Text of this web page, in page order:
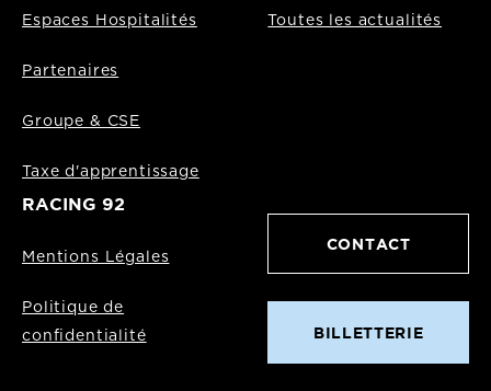
Espaces Hospitalités
Partenaires
Groupe & CSE
Taxe d'apprentissage
Toutes les actualités
RACING 92
Mentions Légales
Politique de
confidentialité
CONTACT
BILLETTERIE